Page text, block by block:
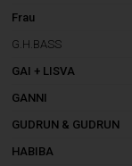
Frau
G.H.BASS
GAI + LISVA
GANNI
GUDRUN & GUDRUN
HABIBA